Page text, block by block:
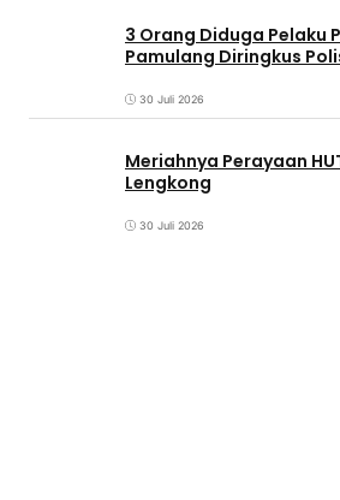
3 Orang Diduga Pelaku
Pamulang Diringkus
30 Juli 2026
Meriahnya Perayaan
Lengkong
30 Juli 2026